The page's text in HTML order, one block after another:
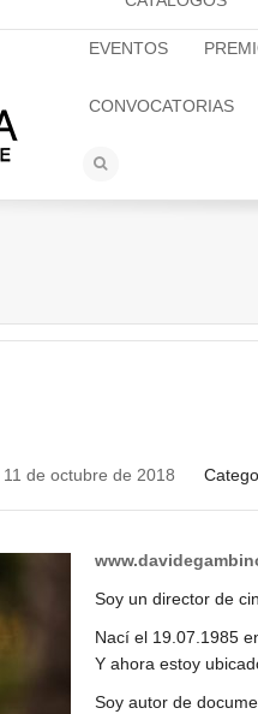
EVENTOS
CONVOCATORIAS
11 de octubre de 2018
Soy un director de
Nací el 19.07.1985
Y ahora estoy
Soy autor de